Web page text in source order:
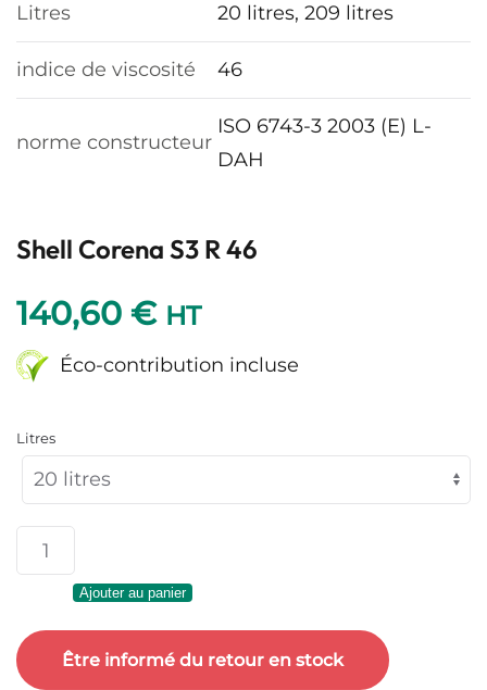
Litres 20 litres, 209 litres
indice de viscosité 46
norme constructeur
ISO 6743-3 2003 (E) L-
DAH
Shell Corena S3 R 46
140,60 € HT
Éco-contribution incluse
Litres
quantité
de
Corena
S3
Ajouter au panier
Être informé du retour en stock